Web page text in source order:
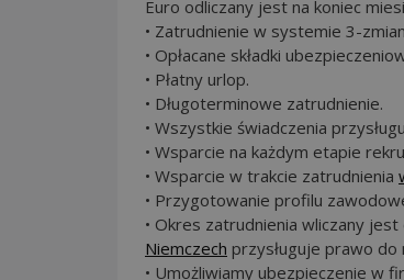
Euro odliczany jest na koniec
• Zatrudnienie w systemie 3-
• Opłacane składki
• Płatny urlop.
• Długoterminowe zatrudnienie.
• Wszystkie świadczenia
• Wsparcie na każdym etapie
• Wsparcie w trakcie zatrudnienia
• Przygotowanie profilu
• Okres zatrudnienia wliczany
Niemczech przysługuje prawo
• Umożliwiamy ubezpieczenie w